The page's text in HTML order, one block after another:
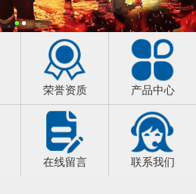
荣誉资质 产品中心
在线留言 联系我们